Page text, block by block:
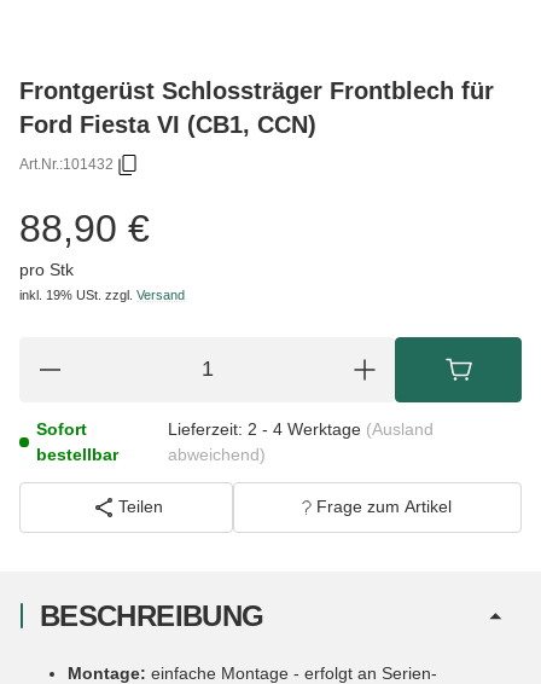
Frontgerüst Schlossträger Frontblech für
Ford Fiesta VI (CB1, CCN)
Art.Nr.:101432
88,90 €
pro Stk
inkl. 19% USt. zzgl. Versand
Sofort
bestellbar
Lieferzeit: 2 - 4 Werktage (Ausland
abweichend)
Teilen Frage zum Artikel
BESCHREIBUNG
Montage: einfache Montage - erfolgt an Serien-